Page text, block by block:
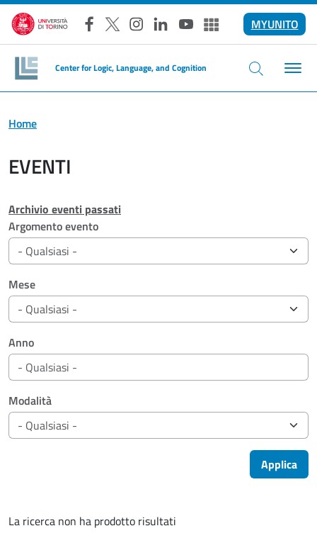
Salta al contenuto principale
Facebook
X Instagram
LinkedInYouTubeAltri social
MYUNITO
Center for Logic, Language, and Cognition
Home
EVENTI
Archivio eventi passati
Filtri di ricerca
Argomento evento
Mese
Anno
Modalità
Applica
La ricerca non ha prodotto risultati